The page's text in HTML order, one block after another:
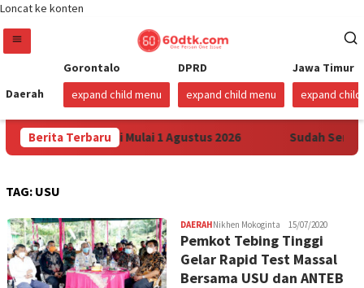
Loncat ke konten
Daerah
Gorontalo
expand child menu
DPRD
expand child menu
Jawa Timur
expand child
Berita Terbaru
di Sulawesi Mulai 1 Agustus 2026 Sudah
TAG: USU
DAERAHNikhen Mokoginta 15/07/2020
Pemkot Tebing Tinggi
Gelar Rapid Test Massal
Bersama USU dan ANTEB